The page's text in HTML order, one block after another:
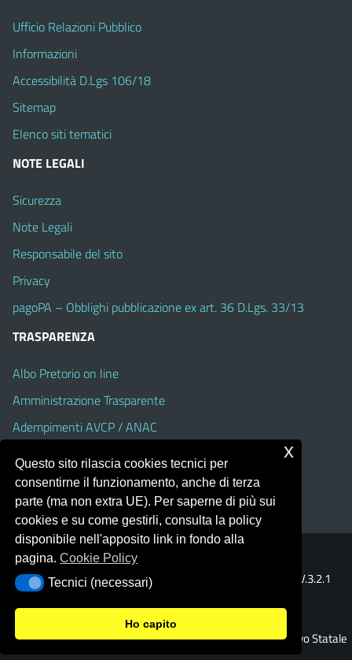
Ufficio Relazioni Pubblico
Informazioni
Accessibilità D.Lgs 106/18
Sitemap
Elenco siti tematici
NOTE LEGALI
Sicurezza
Note Legali
Responsabile del sito
Privacy
pagoPA – Obblighi pubblicazione ex art. 36 D.Lgs. 33/13
TRASPARENZA
Albo Pretorio on line
Amministrazione Trasparente
Adempimenti AVCP / ANAC
Dichiarazione di accessibilità
Portale realizzato con la piattaforma
Template Italia configurato sul tema accessibile
V.3.2.1
(Alioth)
© 2026 Istituto Comprensivo Statale
Questo sito rilascia cookies tecnici per
consentirne il funzionamento, anche di terza
parte (ma non extra UE). Per saperne di più sui
cookies e su come gestirli, consulta la policy
disponibile nell'apposito link in fondo alla
pagina.Cookie Policy
Tecnici (necessari)
Tecnici (necessari)
Ho capito
x